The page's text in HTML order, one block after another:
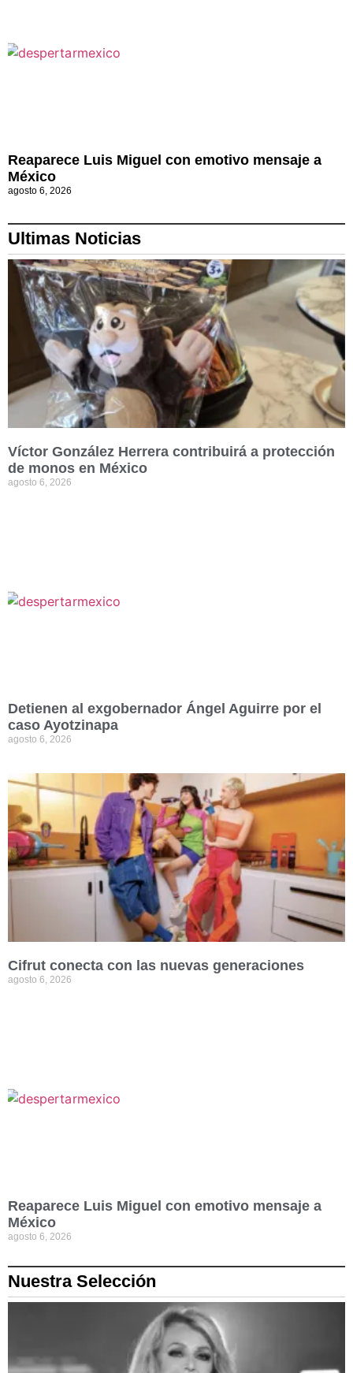
Reaparece Luis Miguel con emotivo mensaje a
México
agosto 6, 2026
Ultimas Noticias
Víctor González Herrera contribuirá a protección
de monos en México
agosto 6, 2026
Detienen al exgobernador Ángel Aguirre por el
caso Ayotzinapa
agosto 6, 2026
Cifrut conecta con las nuevas generaciones
agosto 6, 2026
Reaparece Luis Miguel con emotivo mensaje a
México
agosto 6, 2026
Nuestra Selección